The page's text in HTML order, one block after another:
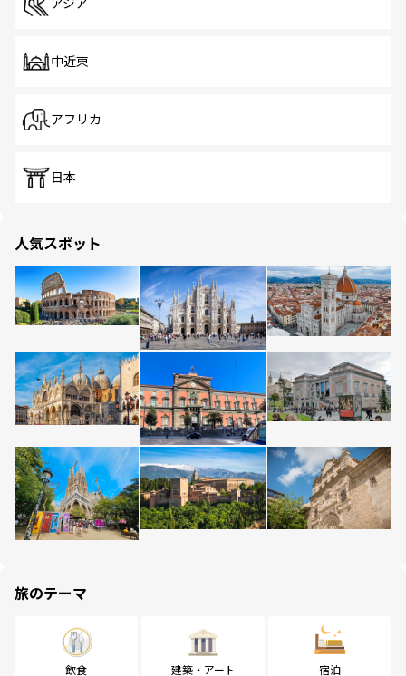
アジア
中近東
アフリカ
日本
人気スポット
旅のテーマ
飲食 建築・アート 宿泊